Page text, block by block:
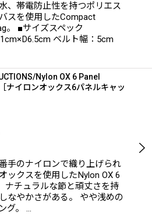
、帯電防止性を持つポリエス
スを使用したCompact
。 ■サイズスペック
ベルト幅：5cm
Nylon OX 6 Panel
ナイロンオックス6パネルキャッ
手のナイロンで織り上げられ
ックスを使用したNylon OX 6
ナチュラルな節と頑丈さを持
なやかさがある。 やや浅めの
グ。 …